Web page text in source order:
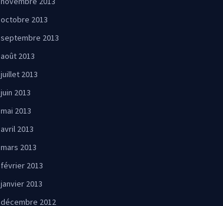
octobre 2013
septembre 2013
août 2013
juillet 2013
juin 2013
mai 2013
avril 2013
mars 2013
février 2013
janvier 2013
décembre 2012